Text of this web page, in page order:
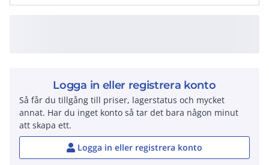
Logga in eller registrera konto
Så får du tillgång till priser, lagerstatus och mycket
annat. Har du inget konto så tar det bara någon minut
att skapa ett.
Logga in eller registrera konto